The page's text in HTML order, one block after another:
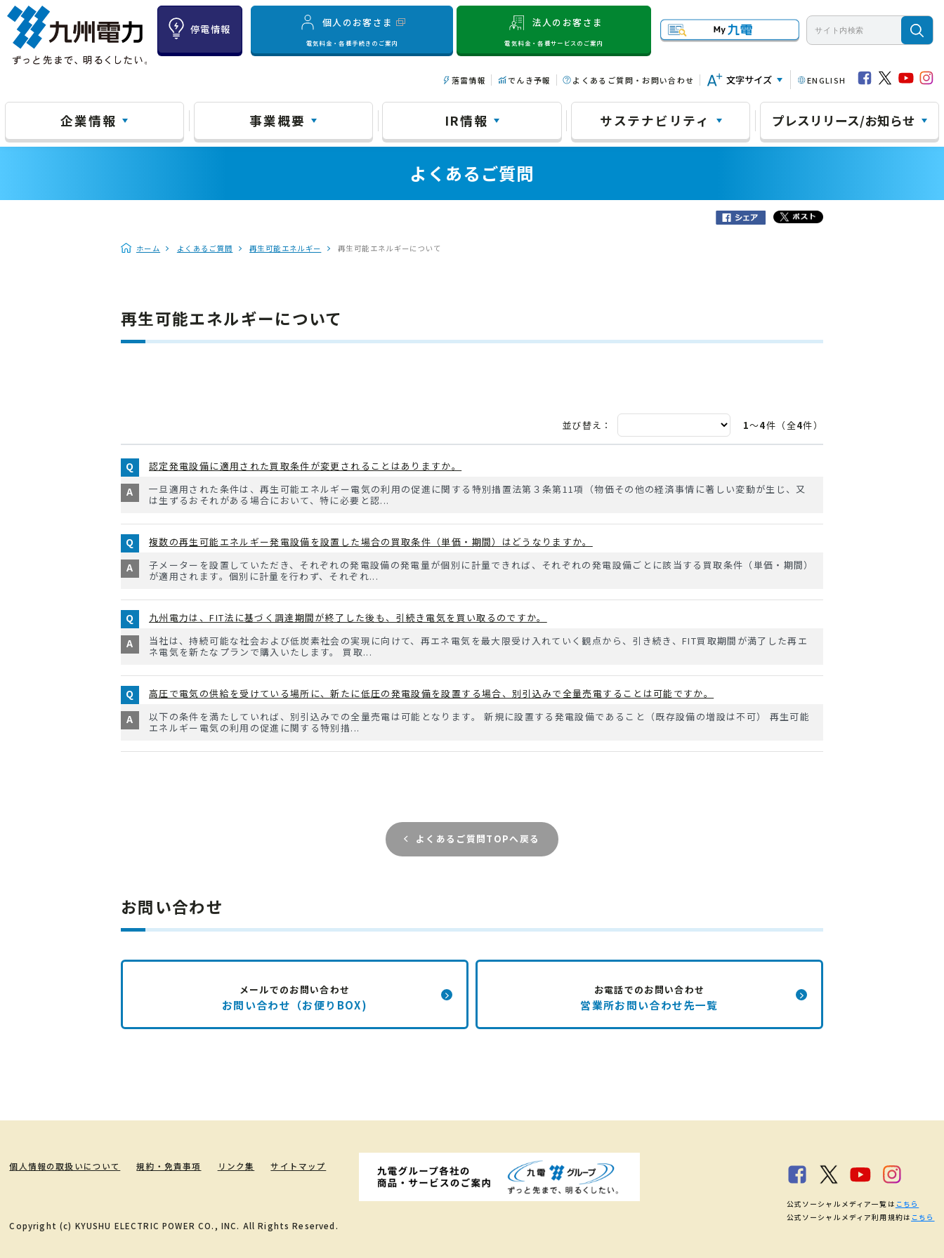
停電情報
個人のお客さま
電気料金・各種手続きのご案内
法人のお客さま
電気料金・各種サービスのご案内
落雷情報 でんき予報 よくあるご質問・お問い合わせ 文字サイズ ENGLISH
企業情報 事業概要 IR情報 サステナビリティ プレスリリース/お知らせ
よくあるご質問
ホーム よくあるご質問 再生可能エネルギー 再生可能エネルギーについて
再生可能エネルギーについて
並び替え： 1～4件（全4件）
認定発電設備に適用された買取条件が変更されることはありますか。
一旦適用された条件は、再生可能エネルギー電気の利用の促進に関する特別措置法第３条第11項（物価その他の経済事情に著しい変動が生じ、又
は生ずるおそれがある場合において、特に必要と認...
複数の再生可能エネルギー発電設備を設置した場合の買取条件（単価・期間）はどうなりますか。
子メーターを設置していただき、それぞれの発電設備の発電量が個別に計量できれば、それぞれの発電設備ごとに該当する買取条件（単価・期間）
が適用されます。個別に計量を行わず、それぞれ...
九州電力は、FIT法に基づく調達期間が終了した後も、引続き電気を買い取るのですか。
当社は、持続可能な社会および低炭素社会の実現に向けて、再エネ電気を最大限受け入れていく観点から、引き続き、FIT買取期間が満了した再エ
ネ電気を新たなプランで購入いたします。 買取...
高圧で電気の供給を受けている場所に、新たに低圧の発電設備を設置する場合、別引込みで全量売電することは可能ですか。
以下の条件を満たしていれば、別引込みでの全量売電は可能となります。 新規に設置する発電設備であること（既存設備の増設は不可） 再生可能
エネルギー電気の利用の促進に関する特別措...
よくあるご質問TOPへ戻る
お問い合わせ
メールでのお問い合わせ
お問い合わせ（お便りBOX)
お電話でのお問い合わせ
営業所お問い合わせ先一覧
個人情報の取扱いについて 規約・免責事項 リンク集 サイトマップ
Copyright (c) KYUSHU ELECTRIC POWER CO., INC. All Rights Reserved.
公式ソーシャルメディア一覧は こちら
公式ソーシャルメディア利用規約は こちら